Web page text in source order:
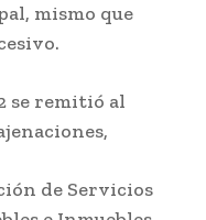
mismo que
se remitió al
de Servicios